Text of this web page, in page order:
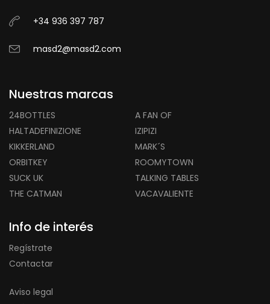
+34 936 397 787
masd2@masd2.com
Nuestras marcas
24BOTTLES
A FAN OF
HALTADEFINIZIONE
IZIPIZI
KIKKERLAND
MARK´S
ORBITKEY
ROOMYTOWN
SUCK UK
TALKING TABLES
THE CATMAN
VACAVALIENTE
Info de interés
Regístrate
Contactar
Aviso legal